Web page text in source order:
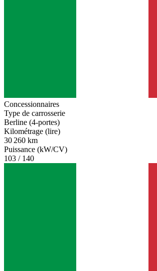
Concessionnaires
Type de carrosserie
Berline (4-portes)
Kilométrage (lire)
30 260 km
Puissance (kW/CV)
103 / 140